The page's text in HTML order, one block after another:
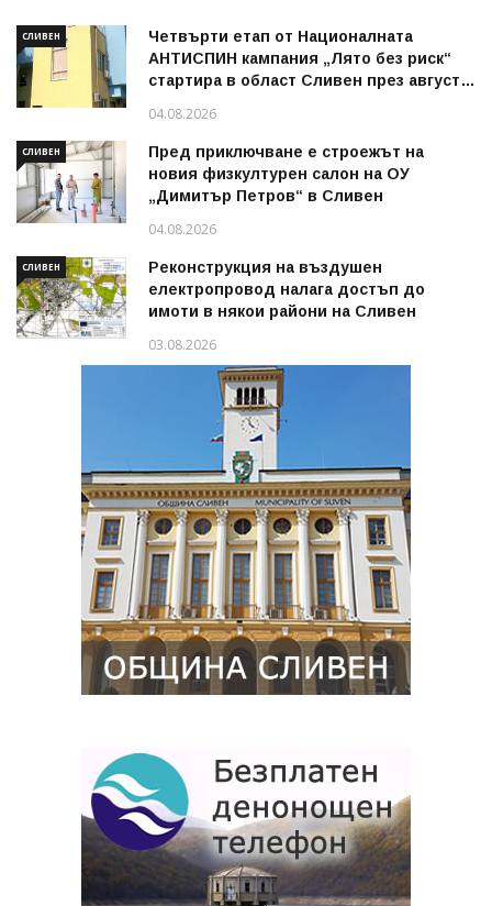
СЛИВЕН
Четвърти етап от Националната
АНТИСПИН кампания „Лято без риск“
стартира в област Сливен през август
04.08.2026
СЛИВЕН
Пред приключване е строежът на
новия физкултурен салон на ОУ
„Димитър Петров“ в Сливен
04.08.2026
СЛИВЕН
Реконструкция на въздушен
електропровод налага достъп до
имоти в някои райони на Сливен
03.08.2026